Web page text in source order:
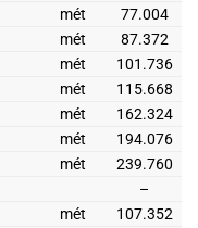
mét
77.004
mét
87.372
mét
101.736
mét
115.668
mét
162.324
mét
194.076
mét
239.760
–
mét
107.352